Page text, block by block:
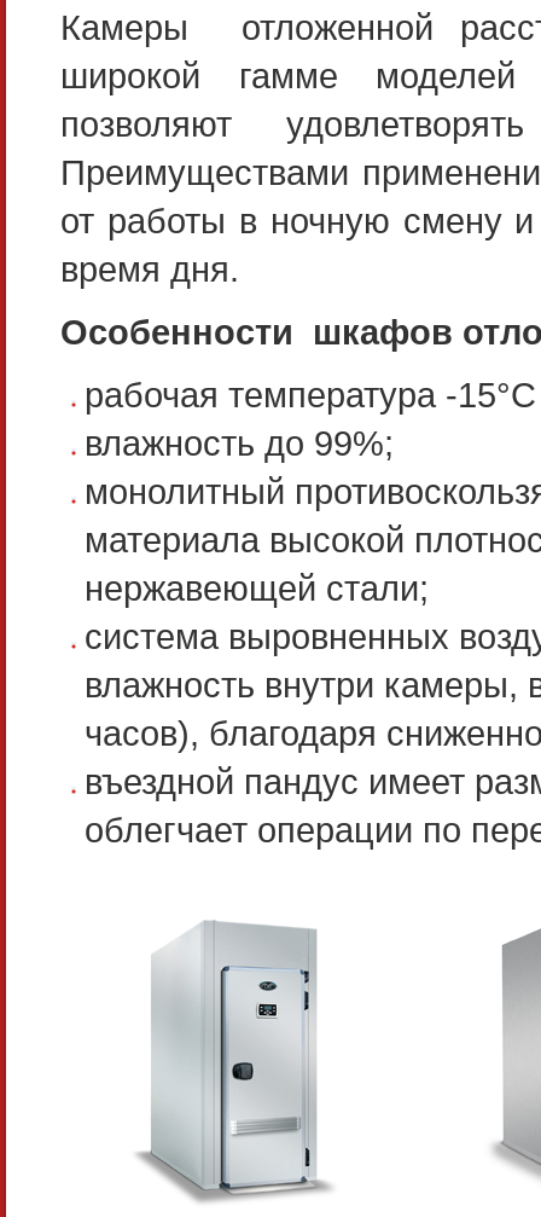
Камеры отложенной
широкой гамме моделей
позволяют
Преимуществами
от работы в ночную смену
время дня.
Особенности шкафов
рабочая температура -
влажность до 99%;
монолитный
материала высокой
нержавеющей стали;
система выровненных
влажность внутри камеры,
часов), благодаря
въездной пандус имеет
облегчает операции по